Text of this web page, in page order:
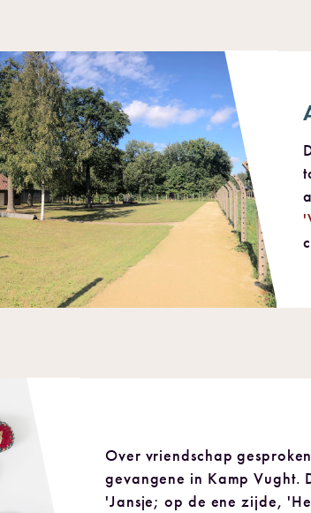
Over vriendschap
gevangene in Kamp Vught.
'Jansje; op de ene zijde,